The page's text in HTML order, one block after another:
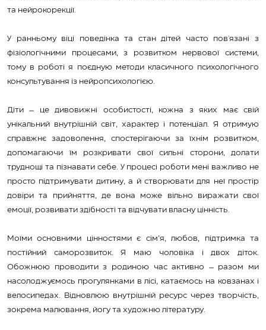
та нейрокорекції.
У ранньому віці поведінка та стан дітей часто пов'язані з
фізіологічними процесами, з розвитком нервової системи,
тому в роботі я поєдную методи класичного психологічного
консультування із нейропсихологією.
Діти – це дивовижні особистості, кожна з яких має свій
унікальний внутрішній світ, характер і потенціал. Я отримую
справжнє задоволення, спостерігаючи за їхнім розвитком,
допомагаючи їм розкривати свої сильні сторони, долати
труднощі та пізнавати себе. У процесі роботи мені важливо не
просто підтримувати дитину, а й створювати для неї простір
довіри та прийняття, де вона може вільно виражати свої
емоції, розвивати здібності та відчувати власну цінність.
Моїми основними цінностями є сім’я, любов, підтримка та
постійний саморозвиток. Я маю чоловіка і двох діток.
Обожнюю проводити з родиною час активно – разом ми
насолоджуємось прогулянками в лісі, катаємось на ковзанах і
велосипедах. Відновлюю внутрішній ресурс через творчість,
зокрема малювання, йогу та художню літературу.